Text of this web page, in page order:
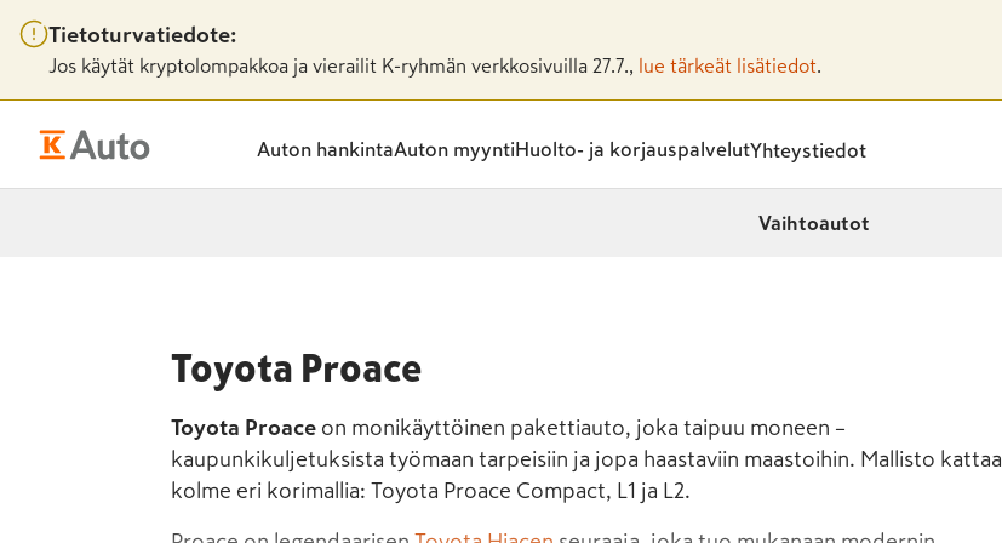
Tietoturvatiedote:
Jos käytät kryptolompakkoa ja vierailit K-ryhmän verkkosivuilla 27.7., lue tärkeät lisätiedot
Auton hankintaAuton myynti Huolto- ja korjauspalvelutYhteystiedot
Vaihtoautot
Toyota Proace
Toyota Proace on monikäyttöinen pakettiauto, joka taipuu moneen –
kaupunkikuljetuksista työmaan tarpeisiin ja jopa haastaviin maastoihin. Mallisto kattaa
kolme eri korimallia: Toyota Proace Compact, L1 ja L2.